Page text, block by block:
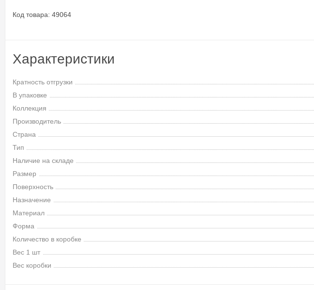
Код товара: 49064
Характеристики
Кратность отгрузки
В упаковке
Коллекция
Производитель
Страна
Тип
Наличие на складе
Размер
Поверхность
Назначение
Материал
Форма
Количество в коробке
Вес 1 шт
Вес коробки